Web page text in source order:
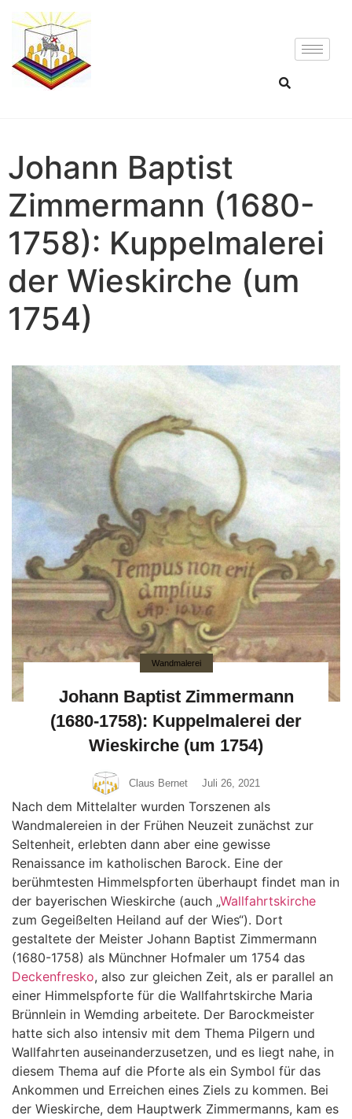
Johann Baptist
Zimmermann (1680-
1758): Kuppelmalerei
der Wieskirche (um
1754)
Wandmalerei
Johann Baptist Zimmermann
(1680-1758): Kuppelmalerei der
Wieskirche (um 1754)
Claus Bernet Juli 26, 2021
Nach dem Mittelalter wurden Torszenen als
Wandmalereien in der Frühen Neuzeit zunächst zur
Seltenheit, erlebten dann aber eine gewisse
Renaissance im katholischen Barock. Eine der
berühmtesten Himmelspforten überhaupt findet man in
der bayerischen Wieskirche (auch „Wallfahrtskirche
zum Gegeißelten Heiland auf der Wies“). Dort
gestaltete der Meister Johann Baptist Zimmermann
(1680-1758) als Münchner Hofmaler um 1754 das
Deckenfresko, also zur gleichen Zeit, als er parallel an
einer Himmelspforte für die Wallfahrtskirche Maria
Brünnlein in Wemding arbeitete. Der Barockmeister
hatte sich also intensiv mit dem Thema Pilgern und
Wallfahrten auseinanderzusetzen, und es liegt nahe, in
diesem Thema auf die Pforte als ein Symbol für das
Ankommen und Erreichen eines Ziels zu kommen. Bei
der Wieskirche, dem Hauptwerk Zimmermanns, kam es